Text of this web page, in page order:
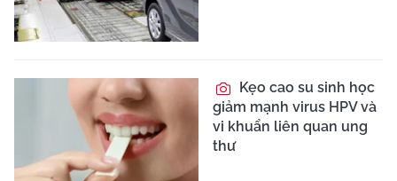
Kẹo cao su sinh học
giảm mạnh virus HPV và
vi khuẩn liên quan ung
thư